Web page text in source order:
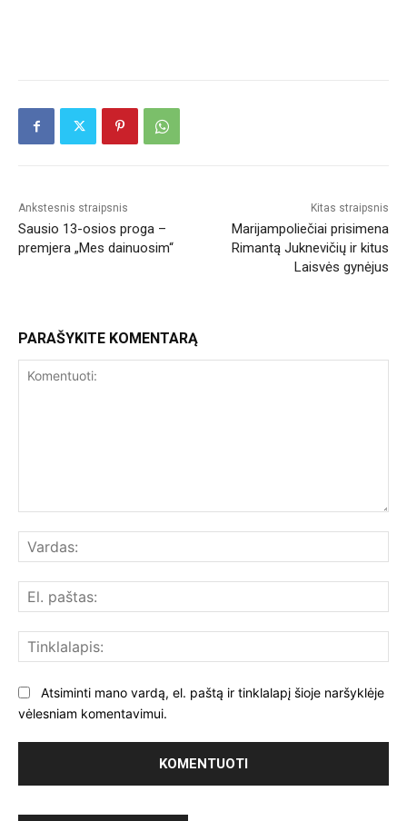
Ankstesnis straipsnis
Sausio 13-osios proga –
premjera „Mes dainuosim“
Kitas straipsnis
Marijampoliečiai prisimena
Rimantą Juknevičių ir kitus
Laisvės gynėjus
PARAŠYKITE KOMENTARĄ
Atsiminti mano vardą, el. paštą ir tinklalapį šioje naršyklėje
vėlesniam komentavimui.